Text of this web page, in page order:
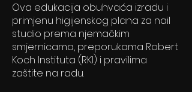
Ova edukacija obuhvaća izradu i
primjenu higijenskog plana za nail
studio prema njemačkim
smjernicama, preporukama Robert
Koch Instituta (RKI) i pravilima
zaštite na radu.